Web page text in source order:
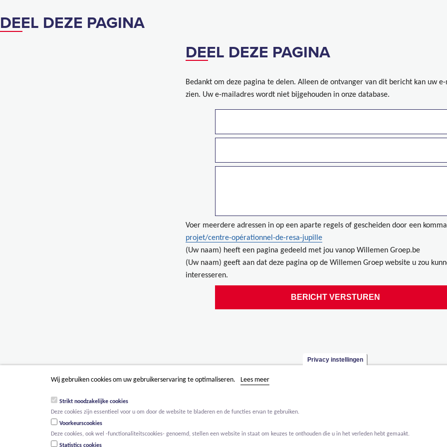
DEEL DEZE PAGINA
DEEL DEZE PAGINA
Bedankt om deze pagina te delen. Alleen de ontvanger van dit bericht kan uw
zien. Uw e-mailadres wordt niet bijgehouden in onze database.
Voer meerdere adressen in op een aparte regels of gescheiden door een
projet/centre-opérationnel-de-resa-jupille
(Uw naam) heeft een pagina gedeeld met jou vanop Willemen Groep.be
(Uw naam) geeft aan dat deze pagina op de Willemen Groep website u zou
interesseren.
Privacy instellingen
Wij gebruiken cookies om uw gebruikerservaring te optimaliseren. Lees meer
Strikt noodzakelijke cookies
Deze cookies zijn essentieel voor u om door de website te bladeren en de functies ervan te gebruiken.
Voorkeurscookies
Deze cookies, ook wel -functionaliteitscookies- genoemd, stellen een website in staat om keuzes te onthouden die u in het verleden hebt gemaakt.
Statistics cookies